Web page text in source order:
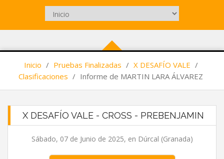
Inicio / Pruebas Finalizadas / X DESAFÍO VALE /
Clasificaciones / Informe de MARTIN LARA ÁLVAREZ
X DESAFÍO VALE - CROSS - PREBENJAMIN
Sábado, 07 de Junio de 2025, en Dúrcal (Granada)